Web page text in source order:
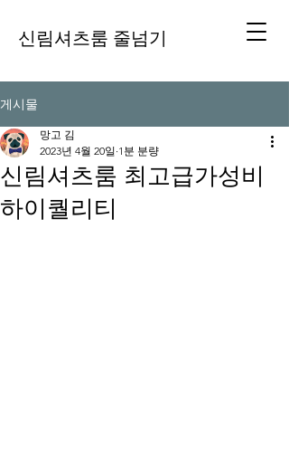
신림셔츠룸 줄넘기
게시물
신림셔츠룸 최고급가성비
하이퀄리티
망고 김
2023년 4월 20일 1분 분량